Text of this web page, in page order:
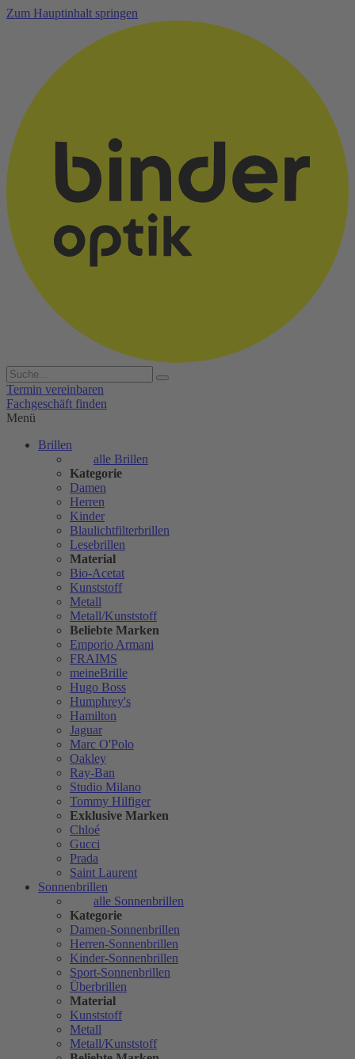
Zum Hauptinhalt springen
Termin vereinbaren
Fachgeschäft finden
Menü
Brillen
alle Brillen
Kategorie
Damen
Herren
Kinder
Blaulichtfilterbrillen
Lesebrillen
Material
Bio-Acetat
Kunststoff
Metall
Metall/Kunststoff
Beliebte Marken
Emporio Armani
FRAIMS
meineBrille
Hugo Boss
Humphrey's
Hamilton
Jaguar
Marc O'Polo
Oakley
Ray-Ban
Studio Milano
Tommy Hilfiger
Exklusive Marken
Chloé
Gucci
Prada
Saint Laurent
Sonnenbrillen
alle Sonnenbrillen
Kategorie
Damen-Sonnenbrillen
Herren-Sonnenbrillen
Kinder-Sonnenbrillen
Sport-Sonnenbrillen
Überbrillen
Material
Kunststoff
Metall
Metall/Kunststoff